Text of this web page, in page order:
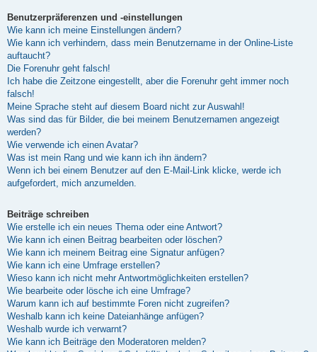
Benutzerpräferenzen und -einstellungen
Wie kann ich meine Einstellungen ändern?
Wie kann ich verhindern, dass mein Benutzername in der Online-Liste
auftaucht?
Die Forenuhr geht falsch!
Ich habe die Zeitzone eingestellt, aber die Forenuhr geht immer noch
falsch!
Meine Sprache steht auf diesem Board nicht zur Auswahl!
Was sind das für Bilder, die bei meinem Benutzernamen angezeigt
werden?
Wie verwende ich einen Avatar?
Was ist mein Rang und wie kann ich ihn ändern?
Wenn ich bei einem Benutzer auf den E-Mail-Link klicke, werde ich
aufgefordert, mich anzumelden.
Beiträge schreiben
Wie erstelle ich ein neues Thema oder eine Antwort?
Wie kann ich einen Beitrag bearbeiten oder löschen?
Wie kann ich meinem Beitrag eine Signatur anfügen?
Wie kann ich eine Umfrage erstellen?
Wieso kann ich nicht mehr Antwortmöglichkeiten erstellen?
Wie bearbeite oder lösche ich eine Umfrage?
Warum kann ich auf bestimmte Foren nicht zugreifen?
Weshalb kann ich keine Dateianhänge anfügen?
Weshalb wurde ich verwarnt?
Wie kann ich Beiträge den Moderatoren melden?